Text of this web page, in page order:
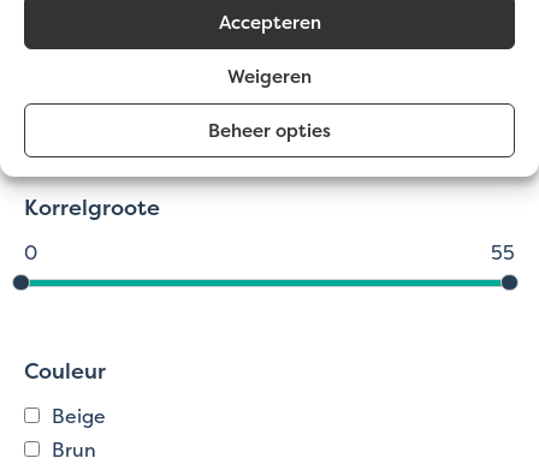
Accepteren
Weigeren
Beheer opties
AFFINEZ VOTRE CHOIX
Korrelgroote
0 55
Couleur
Beige
Brun